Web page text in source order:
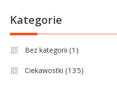
3
Jagiellonia
Kategorie
Bez kategorii (1)
Ciekawostki (135)